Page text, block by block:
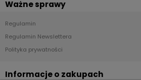
Ważne sprawy
Regulamin
Regulamin Newslettera
Polityka prywatności
Informacje o zakupach